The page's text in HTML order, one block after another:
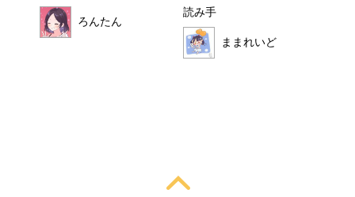
ろんたん
読み手
ままれいど